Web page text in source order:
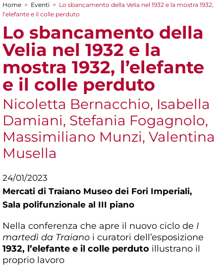
Tu sei qui
Home > Eventi > Lo sbancamento della Velia nel 1932 e la mostra 1932,
l’elefante e il colle perduto
Lo sbancamento della
Velia nel 1932 e la
mostra 1932, l’elefante
e il colle perduto
Nicoletta Bernacchio, Isabella
Damiani, Stefania Fogagnolo,
Massimiliano Munzi, Valentina
Musella
24/01/2023
Mercati di Traiano Museo dei Fori Imperiali,
Sala polifunzionale al III piano
Nella conferenza che apre il nuovo ciclo de I
martedì da Traiano i curatori dell’esposizione
1932, l’elefante e il colle perduto illustrano il
proprio lavoro